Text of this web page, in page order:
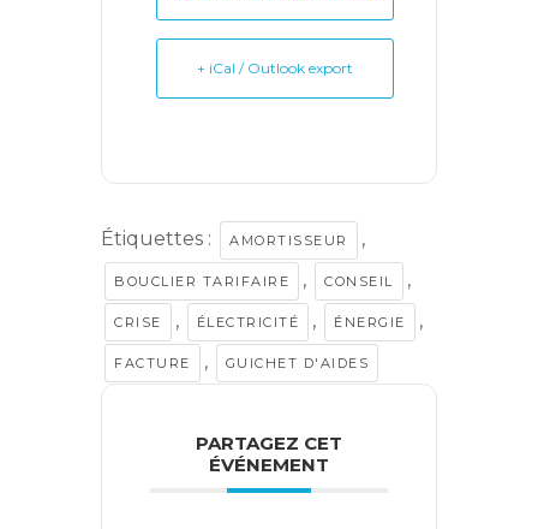
+ iCal / Outlook export
Étiquettes : AMORTISSEUR ,
BOUCLIER TARIFAIRE , CONSEIL ,
CRISE , ÉLECTRICITÉ , ÉNERGIE ,
FACTURE , GUICHET D'AIDES
PARTAGEZ CET
ÉVÉNEMENT